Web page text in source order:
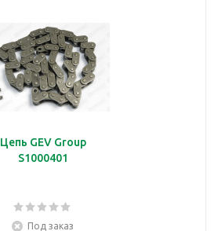
Цепь GEV Group
S1000401
Под заказ